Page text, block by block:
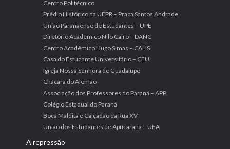
Centro Politécnico
Prédio Histórico da UFPR – Praça Santos Andrade
União Paranaense de Estudantes – UPE
Diretório Acadêmico Nilo Cairo – DANC
Centro Acadêmico Hugo Simas – CAHS
Casa do Estudante Universitário – CEU
Igreja Nossa Senhora de Guadalupe
Chácara do Alemão
Associação dos Professores do Paraná – APP
Colégio Estadual do Paraná
Boca Maldita e Calçadão da Rua XV
União dos Estudantes de Apucarana – UEA
A repressão